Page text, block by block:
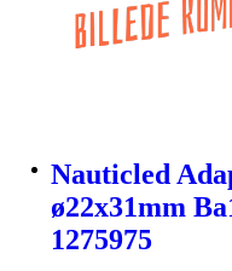
Nauticled
ø22x31mm
1275975